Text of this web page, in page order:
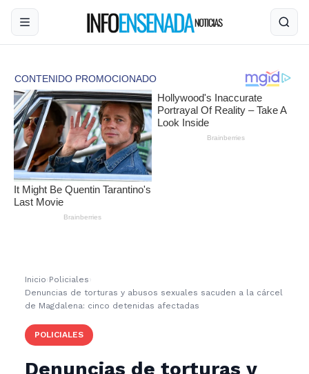
Inicio ›Policiales ›
Denuncias de torturas y abusos sexuales sacuden a la cárcel
de Magdalena: cinco detenidas afectadas
POLICIALES
Denuncias de torturas y